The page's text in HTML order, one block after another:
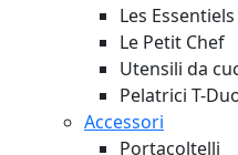
Les
Le Petit Chef
Utensili da
Pelatrici T-
Accessori
Portacoltelli